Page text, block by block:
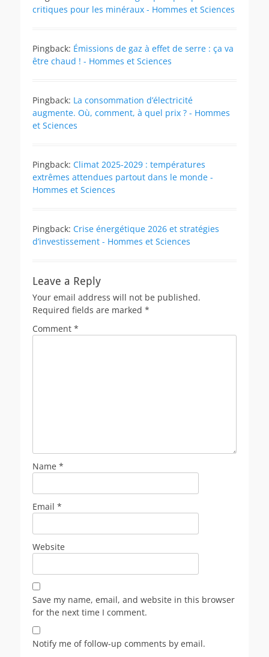
critiques pour les minéraux - Hommes et Sciences
Pingback: Émissions de gaz à effet de serre : ça va
être chaud ! - Hommes et Sciences
Pingback: La consommation d’électricité
augmente. Où, comment, à quel prix ? - Hommes
et Sciences
Pingback: Climat 2025-2029 : températures
extrêmes attendues partout dans le monde -
Hommes et Sciences
Pingback: Crise énergétique 2026 et stratégies
d’investissement - Hommes et Sciences
Leave a Reply
Your email address will not be published.
Required fields are marked *
Comment *
Name *
Email *
Website
Save my name, email, and website in this browser
for the next time I comment.
Notify me of follow-up comments by email.